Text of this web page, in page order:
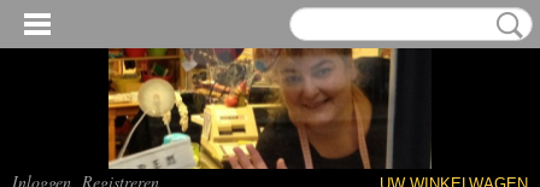
Inloggen Registreren